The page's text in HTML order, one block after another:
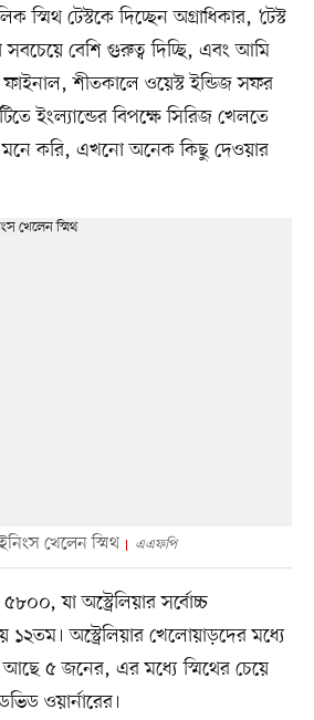
স্মিথ টেস্টকে দিচ্ছেন অগ্রাধিকার, ‘টেস্ট
বেশি গুরুত্ব দিচ্ছি, এবং আমি
ফাইনাল, শীতকালে ওয়েস্ট ইন্ডিজ সফর
ইংল্যান্ডের বিপক্ষে সিরিজ খেলতে
করি, এখনো অনেক কিছু দেওয়ার
খেলেন স্মিথ এএফপি
যা অস্ট্রেলিয়ার সর্বোচ্চ
১২তম। অস্ট্রেলিয়ার খেলোয়াড়দের মধ্যে
আছে ৫ জনের, এর মধ্যে স্মিথের চেয়ে
ওয়ার্নারের।